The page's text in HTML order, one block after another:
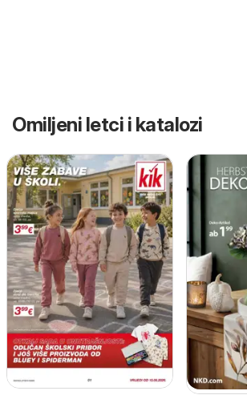
Omiljeni letci i katalozi